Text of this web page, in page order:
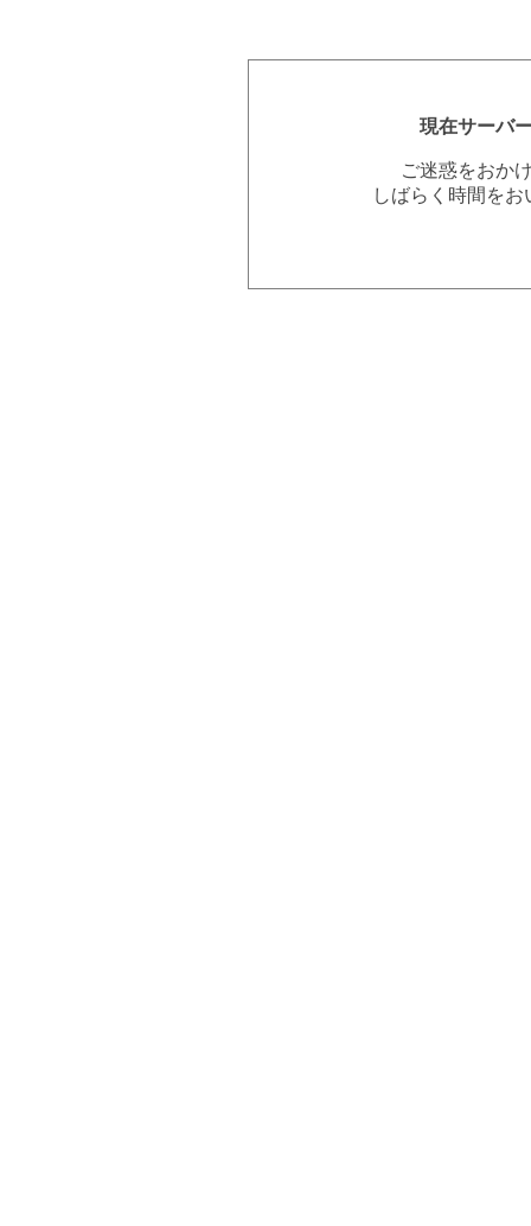
現在サーバ
ご迷惑をおか
しばらく時間を